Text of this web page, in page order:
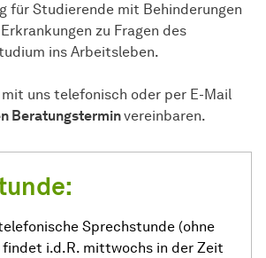
für Studierende mit Behinderungen
zu Fragen des
ins Arbeitsleben.
mit uns telefonisch oder per E-Mail
Beratungsterminvereinbaren.
Sprechstunde (ohne
findet i.d.R. mittwochs in der Zeit